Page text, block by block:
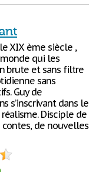
XIX ème siècle ,
qui les
brute et sans filtre
sans
Guy de
s’inscrivant dans le
Disciple de
contes, de nouvelles